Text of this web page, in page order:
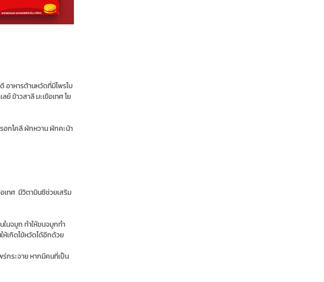
อาหารต้านหวัดที่มีโพรไบ
ย์ ข้าวสาลี มะเขือเทศ โย
กโคลี ผักหวาน ผักคะน้า
เทศ มีวิตามินซีช่วยเสริม
ในจมูก ทำให้ขนจมูกทำ
ห้เกิดไข้หวัดได้อีกด้วย
กระจาย หากมีคนที่เป็น